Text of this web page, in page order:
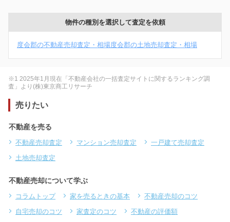
物件の種別を選択して査定を依頼
度会郡の不動産売却査定・相場度会郡の土地売却査定・相場
※1 2025年1月現在「不動産会社の一括査定サイトに関するランキング調
査」より(株)東京商工リサーチ
売りたい
不動産を売る
不動産売却査定 マンション売却査定
一戸建て売却査定
土地売却査定
不動産売却について学ぶ
コラムトップ 家を売るときの基本
不動産売却のコツ
自宅売却のコツ
家査定のコツ
不動産の評価額